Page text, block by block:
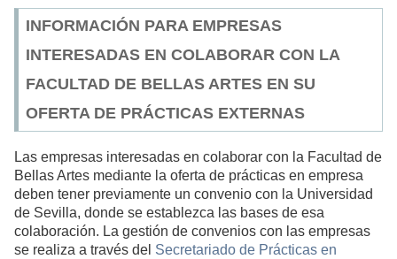
INFORMACIÓN PARA EMPRESAS
INTERESADAS EN COLABORAR CON LA
FACULTAD DE BELLAS ARTES EN SU
OFERTA DE PRÁCTICAS EXTERNAS
Las empresas interesadas en colaborar con la Facultad de
Bellas Artes mediante la oferta de prácticas en empresa
deben tener previamente un convenio con la Universidad
de Sevilla, donde se establezca las bases de esa
colaboración. La gestión de convenios con las empresas
se realiza a través del Secretariado de Prácticas en